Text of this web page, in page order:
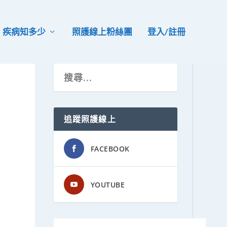
疾病知多少 照護線上粉絲團 登入/註冊
追蹤照護線上
FACEBOOK
YOUTUBE